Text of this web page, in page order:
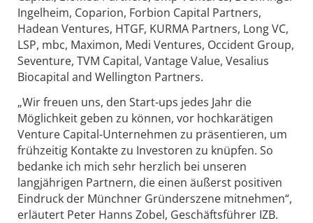
Ingelheim, Coparion, Forbion Capital Partners,
Hadean Ventures, HTGF, KURMA Partners, Long VC,
LSP, mbc, Maximon, Medi Ventures, Occident Group,
Seventure, TVM Capital, Vantage Value, Vesalius
Biocapital and Wellington Partners.
„Wir freuen uns, den Start-ups jedes Jahr die
Möglichkeit geben zu können, vor hochkarätigen
Venture Capital-Unternehmen zu präsentieren, um
frühzeitig Kontakte zu Investoren zu knüpfen. So
bedanke ich mich sehr herzlich bei unseren
langjährigen Partnern, die einen äußerst positiven
Eindruck der Münchner Gründerszene mitnehmen“,
erläutert Peter Hanns Zobel, Geschäftsführer IZB.